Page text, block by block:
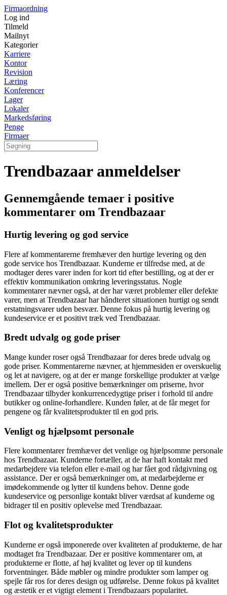
Firmaordning
Log ind
Tilmeld
Mailnyt
Kategorier
Karriere
Kontor
Revision
Læring
Konferencer
Lager
Lokaler
Markedsføring
Penge
Firmaer
Trendbazaar anmeldelser
Gennemgående temaer i positive
kommentarer om Trendbazaar
Hurtig levering og god service
Flere af kommentarerne fremhæver den hurtige levering og den
gode service hos Trendbazaar. Kunderne er tilfredse med, at de
modtager deres varer inden for kort tid efter bestilling, og at der er
effektiv kommunikation omkring leveringsstatus. Nogle
kommentarer nævner også, at der har været problemer eller defekte
varer, men at Trendbazaar har håndteret situationen hurtigt og sendt
erstatningsvarer uden besvær. Denne fokus på hurtig levering og
kundeservice er et positivt træk ved Trendbazaar.
Bredt udvalg og gode priser
Mange kunder roser også Trendbazaar for deres brede udvalg og
gode priser. Kommentarerne nævner, at hjemmesiden er overskuelig
og let at navigere, og at der er mange forskellige produkter at vælge
imellem. Der er også positive bemærkninger om priserne, hvor
Trendbazaar tilbyder konkurrencedygtige priser i forhold til andre
butikker og online-forhandlere. Kunden føler, at de får meget for
pengene og får kvalitetsprodukter til en god pris.
Venligt og hjælpsomt personale
Flere kommentarer fremhæver det venlige og hjælpsomme personale
hos Trendbazaar. Kunderne fortæller, at de har haft kontakt med
medarbejdere via telefon eller e-mail og har fået god rådgivning og
assistance. Der er også bemærkninger om, at medarbejderne er
imødekommende og lytter til kundens behov. Denne gode
kundeservice og personlige kontakt bliver værdsat af kunderne og
bidrager til en positiv oplevelse med Trendbazaar.
Flot og kvalitetsprodukter
Kunderne er også imponerede over kvaliteten af produkterne, de har
modtaget fra Trendbazaar. Der er positive kommentarer om, at
produkterne er flotte, af høj kvalitet og lever op til kundens
forventninger. Både møbler og mindre produkter som lamper og
spejle får ros for deres design og udførelse. Denne fokus på kvalitet
og æstetik er et vigtigt element i Trendbazaars popularitet.